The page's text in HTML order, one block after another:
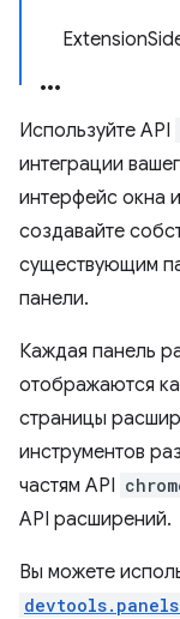
Используйте API
интеграции
интерфейс окна
создавайте
существующим
панели.
Каждая панель
отображаются
страницы
инструментов
частям API
API расширений.
Вы можете